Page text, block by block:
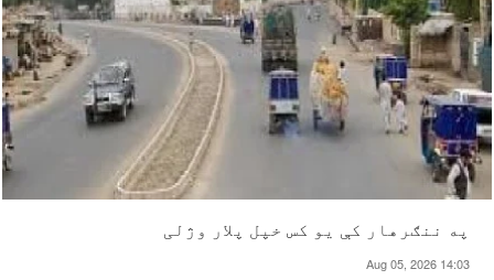
په ننګرهار کې یو کس خپل پلار وژلی
Aug 05, 2026 14:03